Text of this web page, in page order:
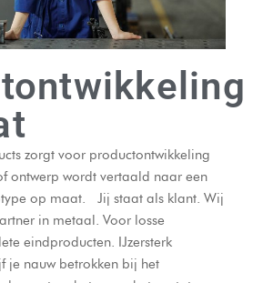
zorgt voor productontwikkeling
ontwerp wordt vertaald naar een
op maat. Jij staat als klant. Wij
in metaal. Voor losse
eindproducten. IJzersterk
je nauw betrokken bij het